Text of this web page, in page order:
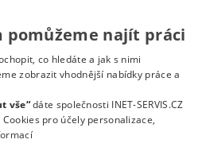
hospodářství
pomůžeme najít práci
co hledáte a jak s nimi
zobrazit vhodnější nabídky práce a
vše“dáte společnosti INET-SERVIS.CZ
pro účely personalizace,